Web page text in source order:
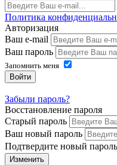
Политика
Авторизация
Ваш e-mail
Ваш пароль
Запомнить меня
Войти
Забыли пароль?
Восстановление пароля
Старый пароль
Ваш новый пароль
Подтвердите новый пароль
Изменить